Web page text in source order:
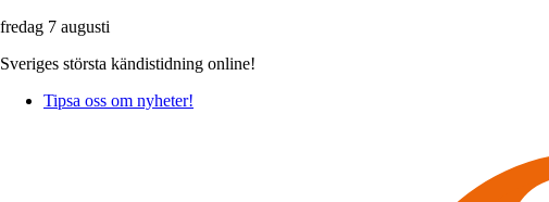
fredag 7 augusti
Sveriges största kändistidning online!
Tipsa oss om nyheter!